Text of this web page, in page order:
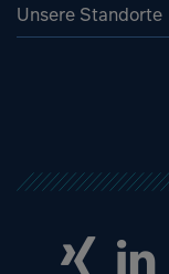
Unsere Standorte